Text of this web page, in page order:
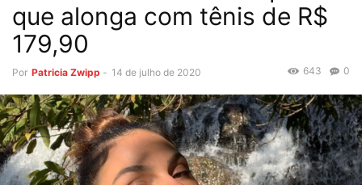
que alonga com tênis de R$
179,90
Por Patricia Zwipp - 14 de julho de 2020 0
643